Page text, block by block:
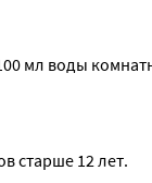
мл воды
старше 12 лет.